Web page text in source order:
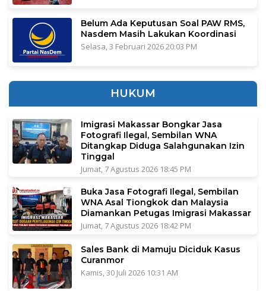
Belum Ada Keputusan Soal PAW RMS,
Nasdem Masih Lakukan Koordinasi
Selasa, 3 Februari 2026 20:03 PM
HUKUM
Imigrasi Makassar Bongkar Jasa
Fotografi Ilegal, Sembilan WNA
Ditangkap Diduga Salahgunakan Izin
Tinggal
Jumat, 7 Agustus 2026 18:45 PM
Buka Jasa Fotografi Ilegal, Sembilan
WNA Asal Tiongkok dan Malaysia
Diamankan Petugas Imigrasi Makassar
Jumat, 7 Agustus 2026 18:42 PM
Sales Bank di Mamuju Diciduk Kasus
Curanmor
Kamis, 30 Juli 2026 10:31 AM